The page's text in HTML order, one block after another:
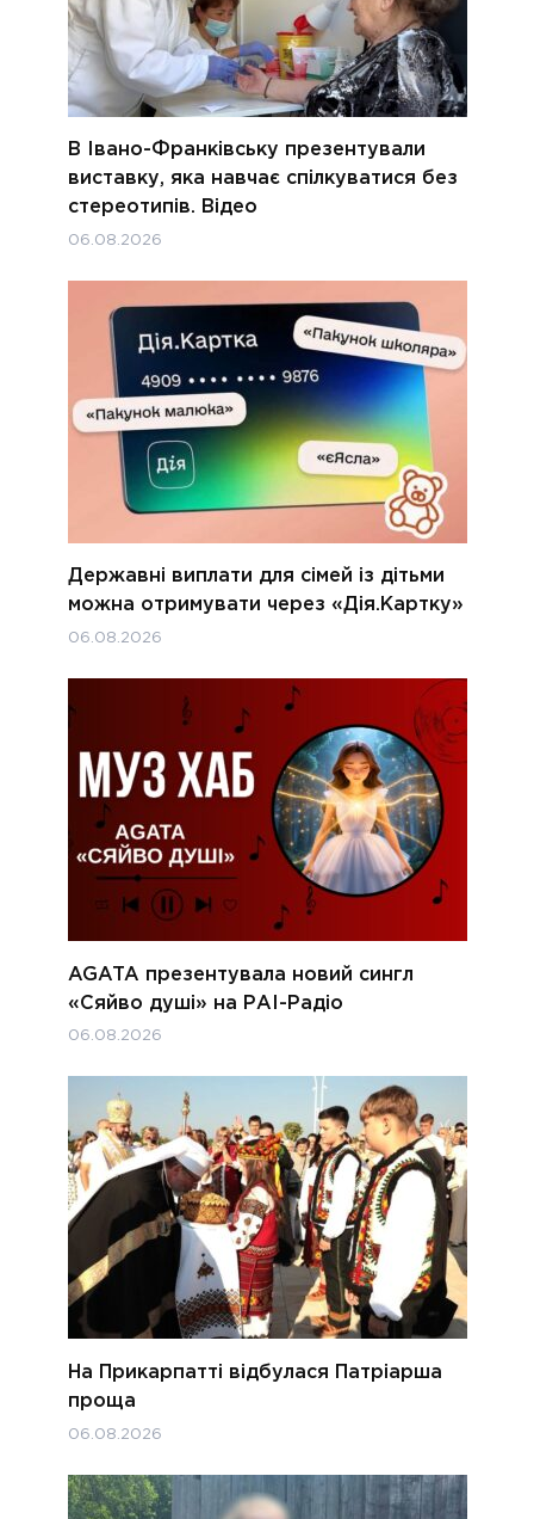
В Івано-Франківську презентували
виставку, яка навчає спілкуватися без
стереотипів. Відео
06.08.2026
Державні виплати для сімей із дітьми
можна отримувати через «Дія.Картку»
06.08.2026
AGATA презентувала новий сингл
«Сяйво душі» на РАІ-Радіо
06.08.2026
На Прикарпатті відбулася Патріарша
проща
06.08.2026